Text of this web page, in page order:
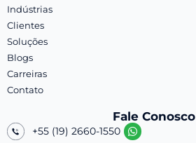
Indústrias
Clientes
Soluções
Blogs
Carreiras
Contato
Fale Conosco
+55 (19) 2660-1550